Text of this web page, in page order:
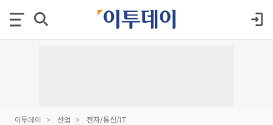
이투데이 산업 전자/통신/IT